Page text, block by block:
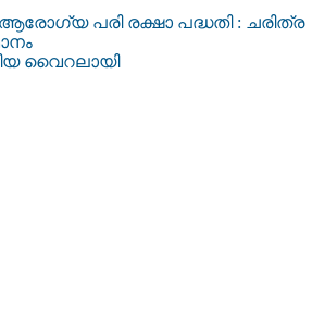
പരി രക്ഷാ പദ്ധതി : ചരിത്ര
വൈറലായി